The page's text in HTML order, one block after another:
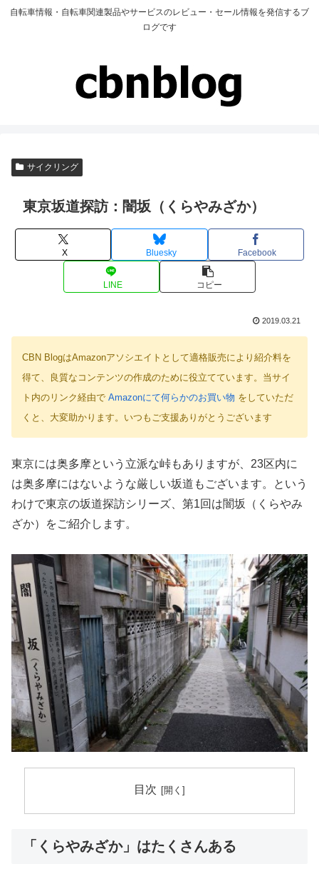
自転車情報・自転車関連製品やサービスのレビュー・セール情報を発信するブ
ログです
サイクリング
東京坂道探訪：闇坂（くらやみざか）
X Bluesky Facebook
LINE コピー
2019.03.21
CBN BlogはAmazonアソシエイトとして適格販売により紹介料を
得て、良質なコンテンツの作成のために役立てています。当サイ
ト内のリンク経由で Amazonにて何らかのお買い物 をしていただ
くと、大変助かります。いつもご支援ありがとうございます
東京には奥多摩という立派な峠もありますが、23区内に
は奥多摩にはないような厳しい坂道もございます。という
わけで東京の坂道探訪シリーズ、第1回は闇坂（くらやみ
ざか）をご紹介します。
目次
「くらやみざか」はたくさんある